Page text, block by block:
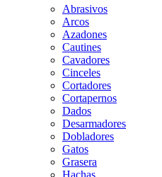
Abrasivos
Arcos
Azadones
Cautines
Cavadores
Cinceles
Cortadores
Cortapernos
Dados
Desarmadores
Dobladores
Gatos
Grasera
Hachas